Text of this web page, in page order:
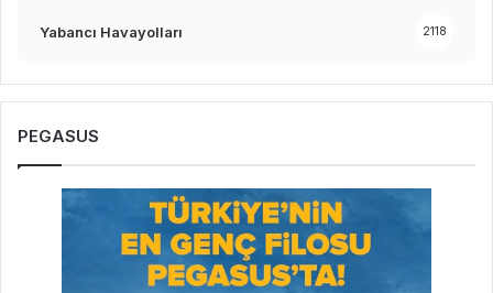
Yabancı Havayolları 2118
PEGASUS